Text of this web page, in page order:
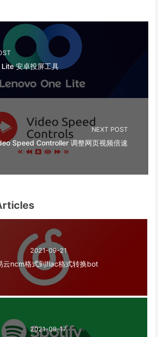
安卓投屏工具
NEXT POST
Speed Controller 调整网页视频倍速
2021-09-21
云ncm格式到flac格式转换bot
2021-09-17